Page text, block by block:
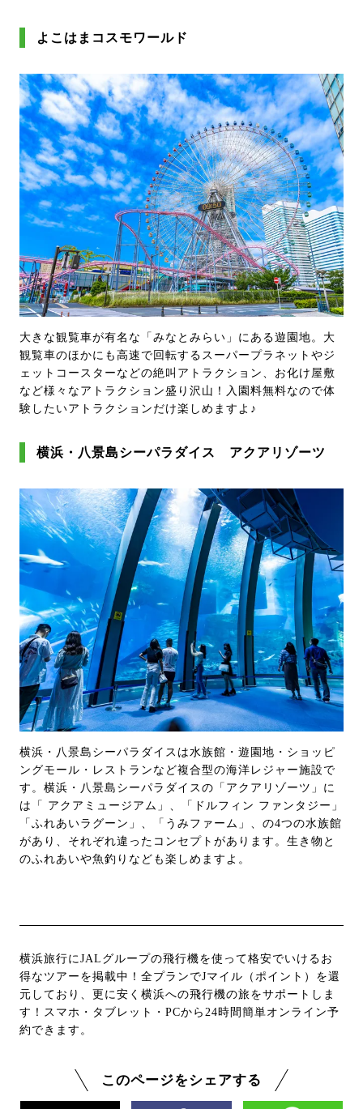
よこはまコスモワールド
大きな観覧車が有名な「みなとみらい」にある遊園地。大
観覧車のほかにも高速で回転するスーパープラネットやジ
ェットコースターなどの絶叫アトラクション、お化け屋敷
など様々なアトラクション盛り沢山！入園料無料なので体
験したいアトラクションだけ楽しめますよ♪
横浜・八景島シーパラダイス アクアリゾーツ
横浜・八景島シーパラダイスは水族館・遊園地・ショッピ
ングモール・レストランなど複合型の海洋レジャー施設で
す。横浜・八景島シーパラダイスの「アクアリゾーツ」に
は「 アクアミュージアム」、「ドルフィン ファンタジー」
「ふれあいラグーン」、「うみファーム」、の4つの水族館
があり、それぞれ違ったコンセプトがあります。生き物と
のふれあいや魚釣りなども楽しめますよ。
横浜旅行にJALグループの飛行機を使って格安でいけるお
得なツアーを掲載中！全プランでJマイル（ポイント）を還
元しており、更に安く横浜への飛行機の旅をサポートしま
す！スマホ・タブレット・PCから24時間簡単オンライン予
約できます。
このページをシェアする